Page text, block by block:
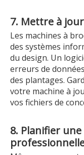
7. Mettre à
Les machines à
des systèmes
du design. Un
erreurs de
des plantages.
votre machine à
vos fichiers de
8. Planifier